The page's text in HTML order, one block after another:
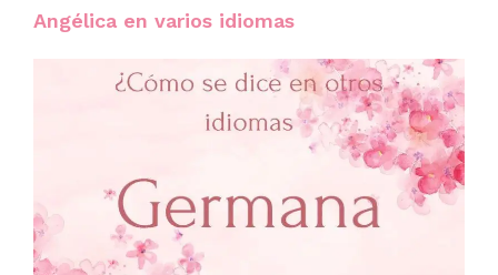
Angélica en varios idiomas